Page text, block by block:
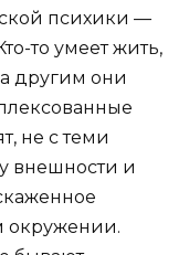
психики —
то умеет жить,
другим они
не с теми
внешности и
окружении.